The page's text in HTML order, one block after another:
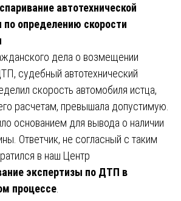
автотехнической
по определению скорости
дела о возмещении
судебный автотехнический
скорость автомобиля истца,
расчетам, превышала допустимую.
основанием для вывода о наличии
Ответчик, не согласный с таким
в наш Центр
экспертизы по ДТП в
процессе